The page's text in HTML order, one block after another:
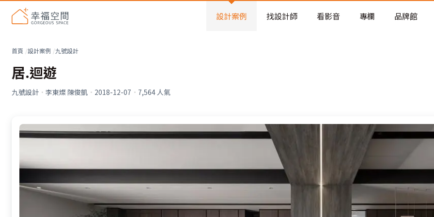
老屋預算分配與高 CP 值煥新術
設計案例 找設計師 看影音 專欄 品牌館
首頁 設計案例 九號設計
居.迴遊
九號設計 · 李東燦 陳俊凱 · 2018-12-07 · 7,564人氣